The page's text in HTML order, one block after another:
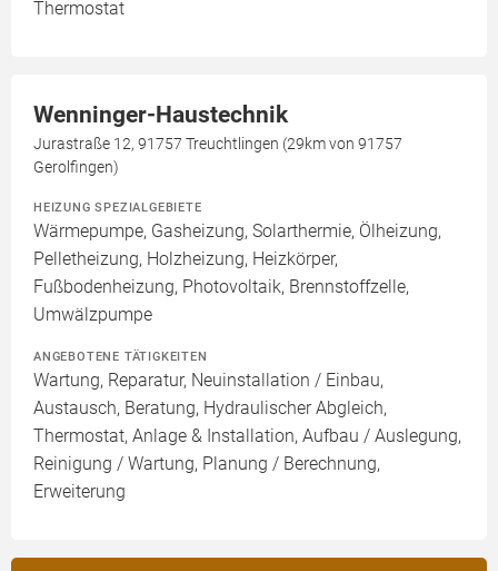
Thermostat
Wenninger-Haustechnik
Jurastraße 12, 91757 Treuchtlingen (29km von 91757
Gerolfingen)
HEIZUNG SPEZIALGEBIETE
Wärmepumpe, Gasheizung, Solarthermie, Ölheizung,
Pelletheizung, Holzheizung, Heizkörper,
Fußbodenheizung, Photovoltaik, Brennstoffzelle,
Umwälzpumpe
ANGEBOTENE TÄTIGKEITEN
Wartung, Reparatur, Neuinstallation / Einbau,
Austausch, Beratung, Hydraulischer Abgleich,
Thermostat, Anlage & Installation, Aufbau / Auslegung,
Reinigung / Wartung, Planung / Berechnung,
Erweiterung